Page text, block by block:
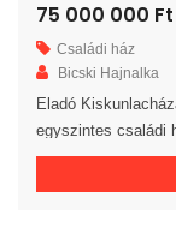
75 000 000 Ft
Családi ház
Bicski Hajnalka
Eladó
egyszintes családi
praktikus és